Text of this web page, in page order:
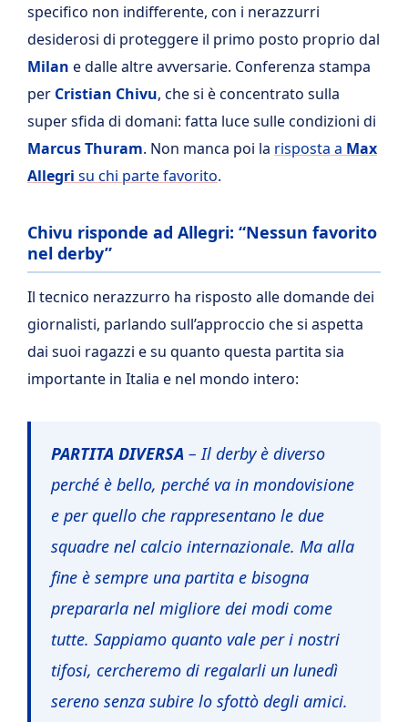
specifico non indifferente, con i nerazzurri
desiderosi di proteggere il primo posto proprio dal
Milan e dalle altre avversarie. Conferenza stampa
per Cristian Chivu, che si è concentrato sulla
super sfida di domani: fatta luce sulle condizioni di
Marcus Thuram. Non manca poi la risposta a Max
Allegri su chi parte favorito.
Chivu risponde ad Allegri: “Nessun favorito
nel derby”
Il tecnico nerazzurro ha risposto alle domande dei
giornalisti, parlando sull’approccio che si aspetta
dai suoi ragazzi e su quanto questa partita sia
importante in Italia e nel mondo intero:
PARTITA DIVERSA – Il derby è diverso
perché è bello, perché va in mondovisione
e per quello che rappresentano le due
squadre nel calcio internazionale. Ma alla
fine è sempre una partita e bisogna
prepararla nel migliore dei modi come
tutte. Sappiamo quanto vale per i nostri
tifosi, cercheremo di regalarli un lunedì
sereno senza subire lo sfottò degli amici.